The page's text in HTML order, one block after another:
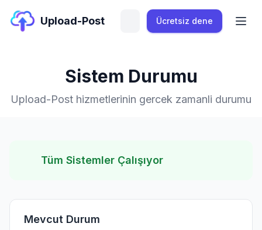
Upload-Post Ücretsiz dene
Sistem Durumu
Upload-Post hizmetlerinin gercek zamanli durumu
Tüm Sistemler Çalışıyor
Mevcut Durum